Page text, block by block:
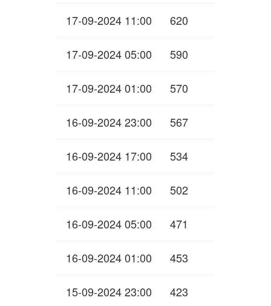
17-09-2024 11:00 620
17-09-2024 05:00 590
17-09-2024 01:00 570
16-09-2024 23:00 567
16-09-2024 17:00 534
16-09-2024 11:00 502
16-09-2024 05:00 471
16-09-2024 01:00 453
15-09-2024 23:00 423